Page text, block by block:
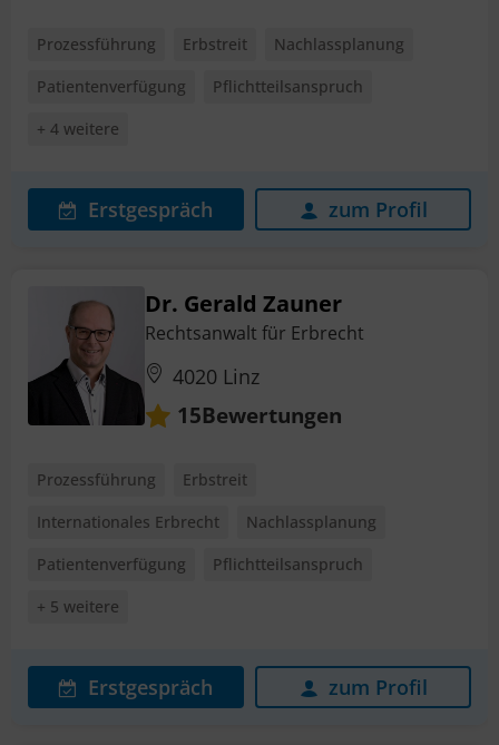
Prozessführung Erbstreit
Nachlassplanung
Patientenverfügung
Pflichtteilsanspruch
+ 4 weitere
Erstgespräch zum Profil
Dr. Gerald Zauner
Rechtsanwalt für Erbrecht
4020 Linz
15Bewertungen
Prozessführung
Erbstreit
Internationales Erbrecht
Nachlassplanung
Patientenverfügung
Pflichtteilsanspruch
+ 5 weitere
Erstgespräch zum Profil